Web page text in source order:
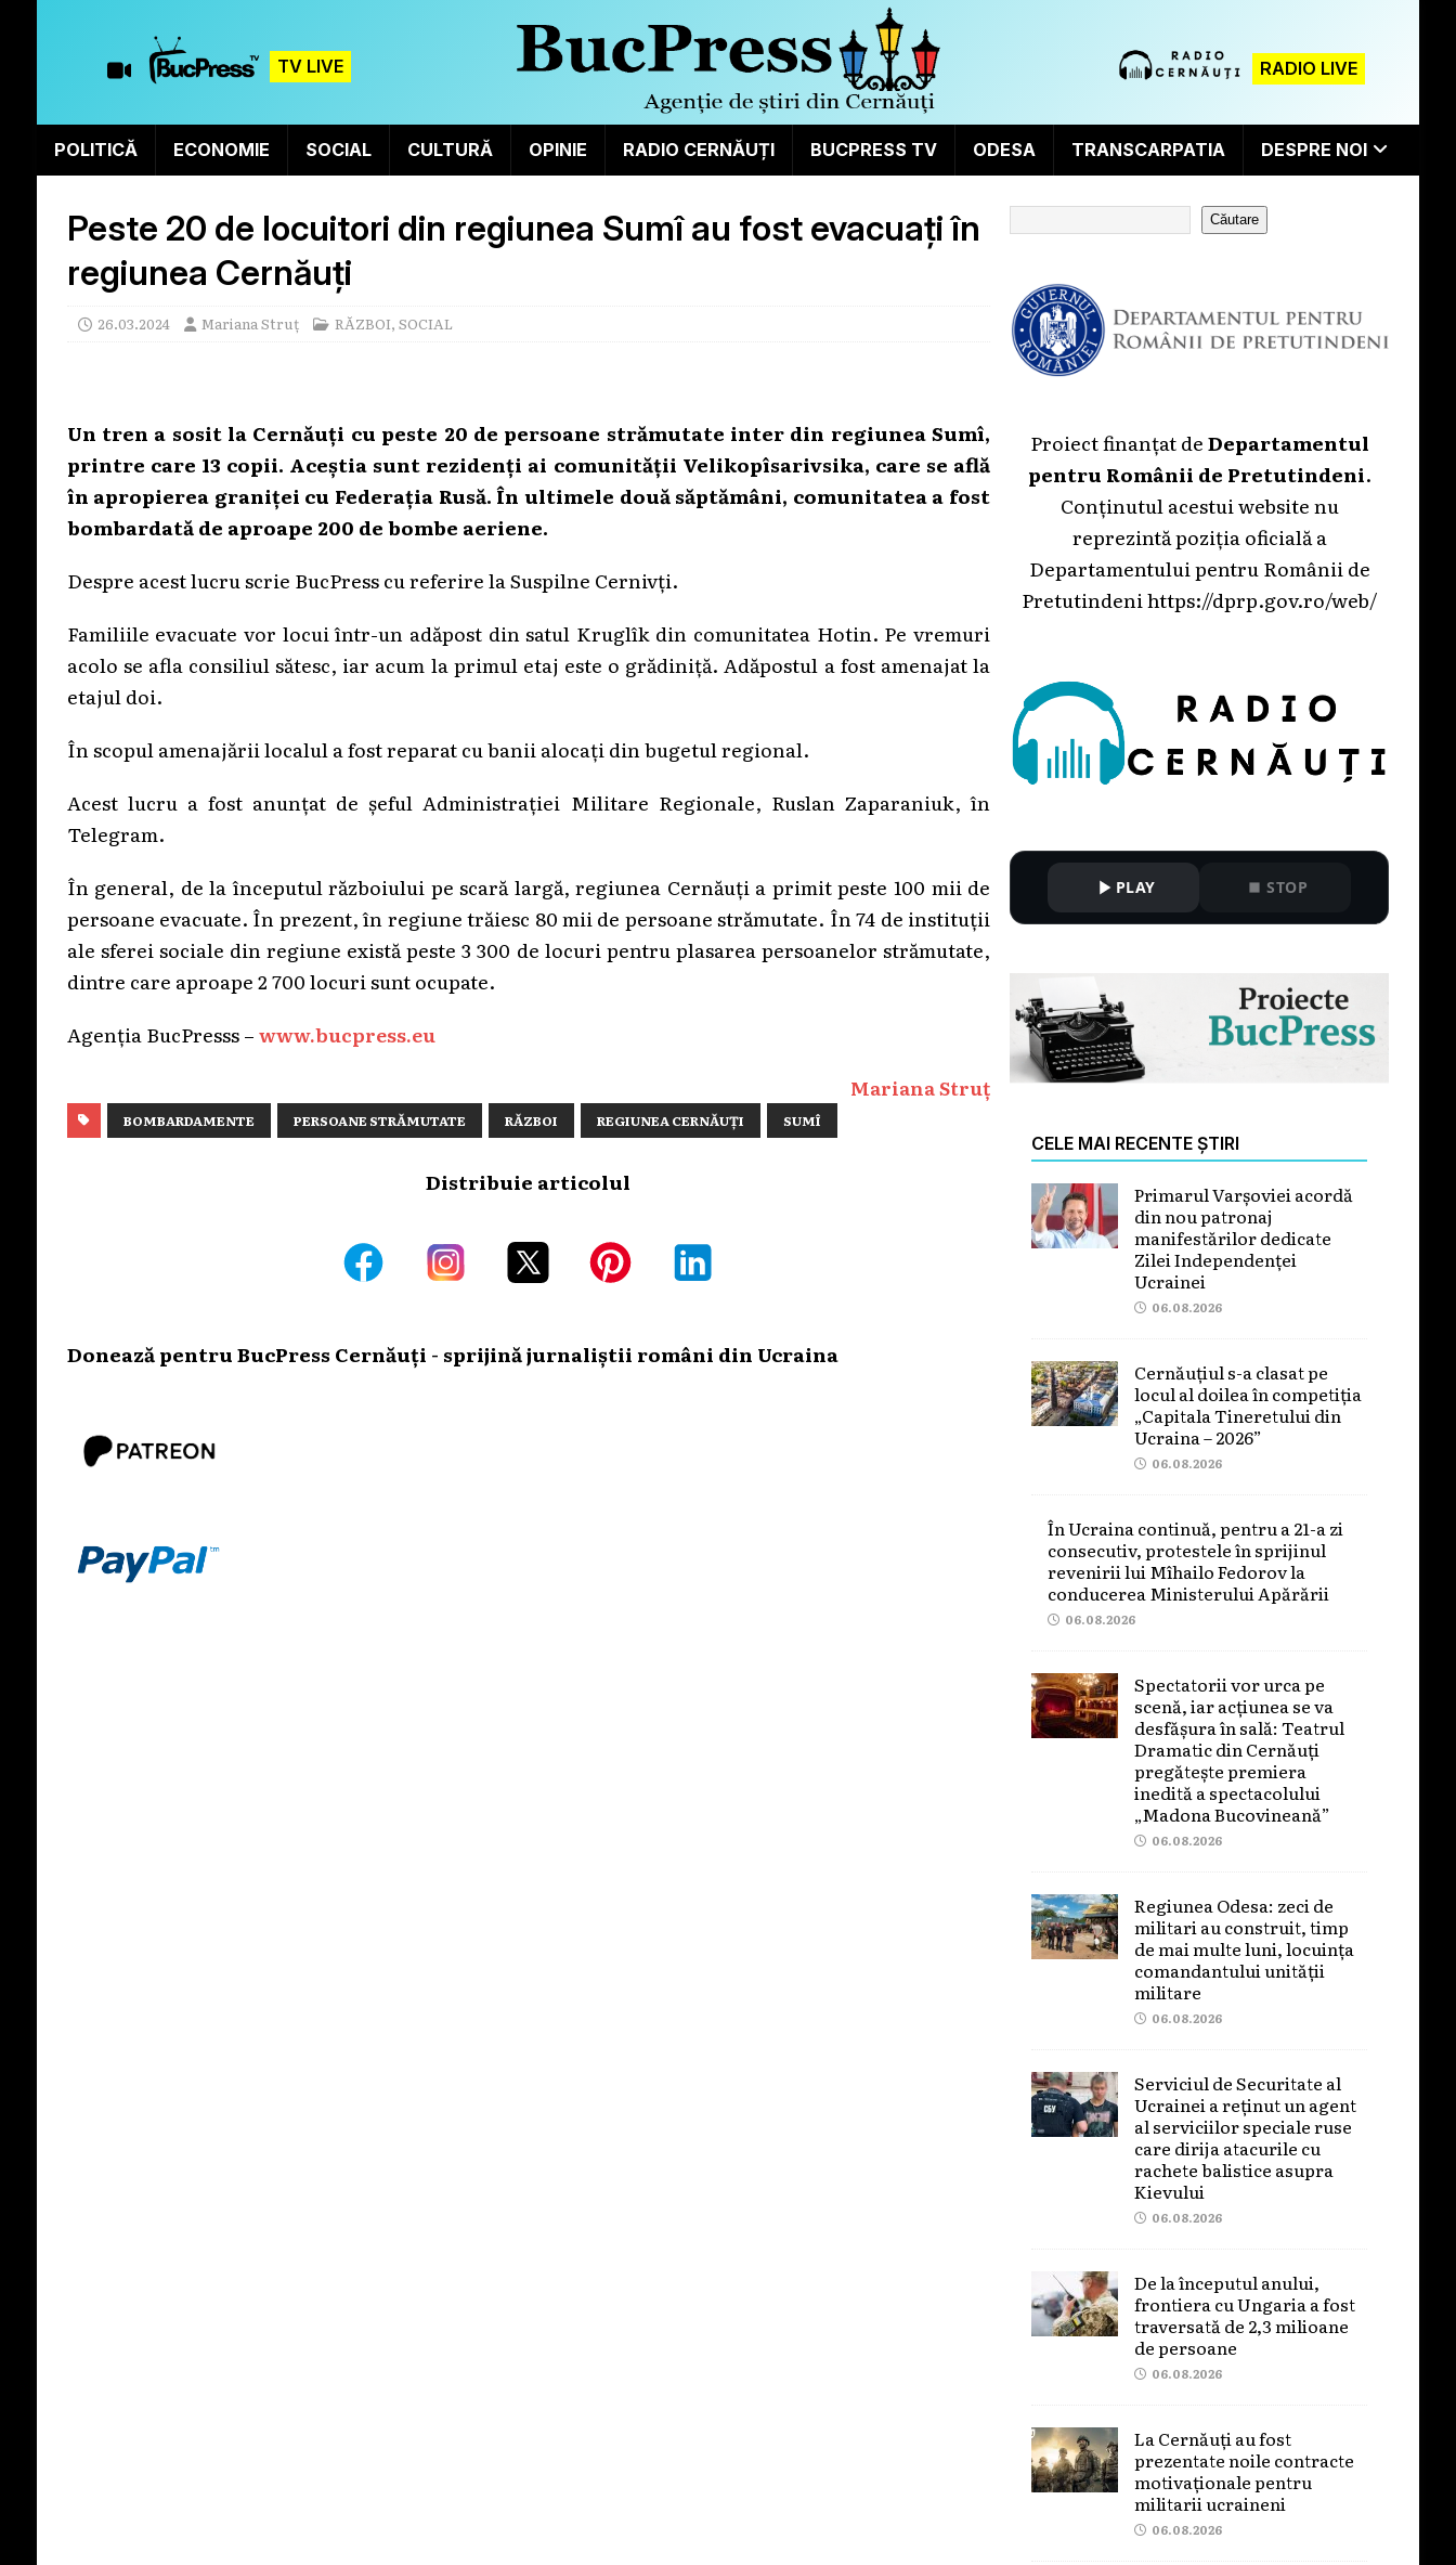
TV LIVE RADIO LIVE
POLITICĂ ECONOMIE SOCIAL CULTURĂ OPINIE RADIO CERNĂUȚI BUCPRESS TV ODESA TRANSCARPATIA DESPRE NOI
Peste 20 de locuitori din regiunea Sumî au fost evacuați în
regiunea Cernăuți
26.03.2024 Mariana Struț RĂZBOI, SOCIAL
Un tren a sosit la Cernăuți cu peste 20 de persoane strămutate inter din regiunea Sumî,
printre care 13 copii. Aceștia sunt rezidenți ai comunității Velikopîsarivsika, care se află
în apropierea graniței cu Federația Rusă. În ultimele două săptămâni, comunitatea a fost
bombardată de aproape 200 de bombe aeriene.
Despre acest lucru scrie BucPress cu referire la Suspilne Cernivți.
Familiile evacuate vor locui într-un adăpost din satul Kruglîk din comunitatea Hotin. Pe vremuri
acolo se afla consiliul sătesc, iar acum la primul etaj este o grădiniță. Adăpostul a fost amenajat la
etajul doi.
În scopul amenajării localul a fost reparat cu banii alocați din bugetul regional.
Acest lucru a fost anunțat de șeful Administrației Militare Regionale, Ruslan Zaparaniuk, în
Telegram.
În general, de la începutul războiului pe scară largă, regiunea Cernăuți a primit peste 100 mii de
persoane evacuate. În prezent, în regiune trăiesc 80 mii de persoane strămutate. În 74 de instituții
ale sferei sociale din regiune există peste 3 300 de locuri pentru plasarea persoanelor strămutate,
dintre care aproape 2 700 locuri sunt ocupate.
Agenția BucPresss –www.bucpress.eu
Mariana Struț
BOMBARDAMENTE PERSOANE STRĂMUTATE RĂZBOI REGIUNEA CERNĂUȚI SUMÎ
Distribuie articolul
Donează pentru BucPress Cernăuți - sprijină jurnaliștii români din Ucraina
Căutare
Proiect finanțat deDepartamentul
pentru Românii de Pretutindeni.
Conținutul acestui website nu
reprezintă poziția oficială a
Departamentului pentru Românii de
Pretutindenihttps://dprp.gov.ro/web/
PLAY STOP
CELE MAI RECENTE ȘTIRI
Primarul Varșoviei acordă
din nou patronaj
manifestărilor dedicate
Zilei Independenței
Ucrainei
06.08.2026
Cernăuțiul s-a clasat pe
locul al doilea în competiția
„Capitala Tineretului din
Ucraina – 2026”
06.08.2026
În Ucraina continuă, pentru a 21-a zi
consecutiv, protestele în sprijinul
revenirii lui Mîhailo Fedorov la
conducerea Ministerului Apărării
06.08.2026
Spectatorii vor urca pe
scenă, iar acțiunea se va
desfășura în sală: Teatrul
Dramatic din Cernăuți
pregătește premiera
inedită a spectacolului
„Madona Bucovineană”
06.08.2026
Regiunea Odesa: zeci de
militari au construit, timp
de mai multe luni, locuința
comandantului unității
militare
06.08.2026
Serviciul de Securitate al
Ucrainei a reținut un agent
al serviciilor speciale ruse
care dirija atacurile cu
rachete balistice asupra
Kievului
06.08.2026
De la începutul anului,
frontiera cu Ungaria a fost
traversată de 2,3 milioane
de persoane
06.08.2026
La Cernăuți au fost
prezentate noile contracte
motivaționale pentru
militarii ucraineni
06.08.2026